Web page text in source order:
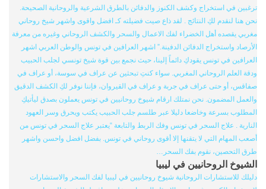
ترغبين في استخراج وكشف الكنوز والدفائن بالطرق الشرعية والروحانية الصحيحة.
نحن هنا لنقدم لكِ النتائج . لقد ذاع صيت فضيلته كـ افضل واقوى واشهر شيخ روحاني
مغربي يقصده أهل الخضراء لفك الاعمال والسحر والكشف الروحاني وغيره من معرفة
الأرصاد واستخراج الدفائن الدفينة.” اشهر العرافين في تونس والوطن العربي اشهر
العرافين في تونس يقودكِ دائماً إلينا، حيث نجمع بين قوة شيخ تونسي لجلب الحبيب
ودقة العلم الروحاني المغربي. سواء كنتِ تبحثين عن عراف في سوسة، أو عراف في
صفاقس، أو حتى عراف في جربة و عراف في القيروان، فإننا نوفر لكِ الكشف الدقيق
والعمل المضمون. نحن نمتلك ارقام شيوخ روحانيين في تونس يعملون بصدق ليأتيكِ
المطلوب بسرعة وخاضعا دليلا عبر طلسم جلب الحبيب يكتب ويحرق وسر العهود
النارية . علاج السحر في تونس وفك الربط والتابعة “يعتبر علاج السحر في تونس من
أصعب المهام التي لا يتقنها إلا أقوى روحاني في تونس. بفضل افضل واحسن واشهر
طرق التحصين، نقوم بفك السحر…
الشيوخ الروحانيين في ليبيا
دليلك للاستشارات الروحانية شيوخ روحانيين في ليبيا لفك السحر والاستشارات